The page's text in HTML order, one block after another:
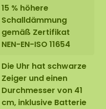
15 % höhere
Schalldämmung
gemäß Zertifikat
NEN-EN-ISO 11654
Die Uhr hat schwarze
Zeiger und einen
Durchmesser von 41
cm, inklusive Batterie